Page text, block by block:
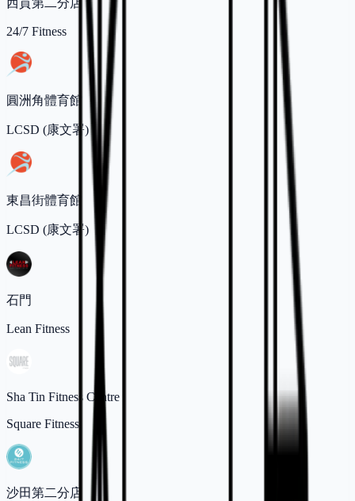
西貢第二分店
24/7 Fitness
圓洲角體育館
LCSD (康文署)
東昌街體育館
LCSD (康文署)
石門
Lean Fitness
Sha Tin Fitness Centre
Square Fitness
沙田第二分店